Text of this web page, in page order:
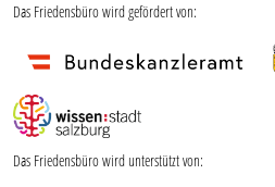
Das Friedensbüro wird gefördert von:
Das Friedensbüro wird unterstützt von: